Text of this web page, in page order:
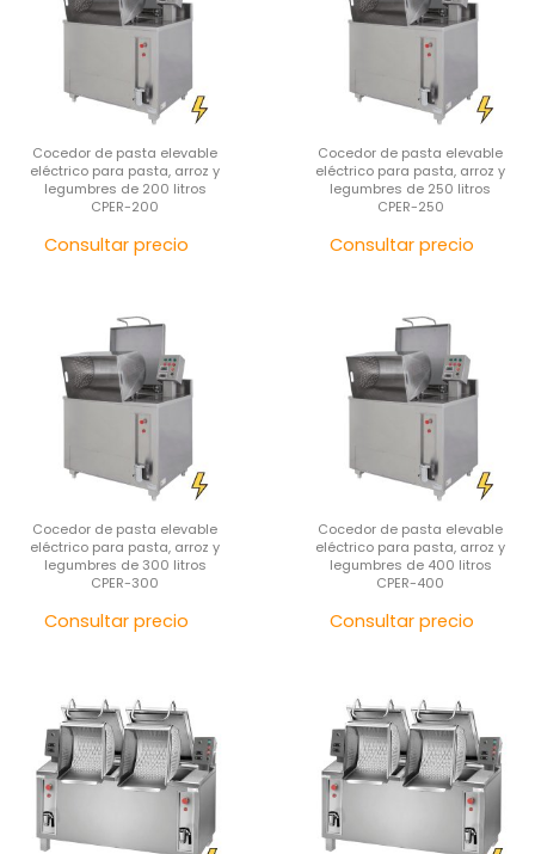
Cocedor de pasta elevable
eléctrico para pasta, arroz y
legumbres de 200 litros
CPER-200
Consultar precio
Cocedor de pasta elevable
eléctrico para pasta, arroz y
legumbres de 250 litros
CPER-250
Consultar precio
Cocedor de pasta elevable
eléctrico para pasta, arroz y
legumbres de 300 litros
CPER-300
Consultar precio
Cocedor de pasta elevable
eléctrico para pasta, arroz y
legumbres de 400 litros
CPER-400
Consultar precio